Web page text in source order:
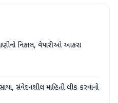
નિકાલ, વેપારીઓ આકરા
સંવેદનશીલ માહિતી લીક કરવાનો